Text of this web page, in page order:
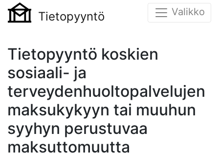
Tietopyyntö Valikko
Tietopyyntö koskien
sosiaali- ja
terveydenhuoltopalvelujen
maksukykyyn tai muuhun
syyhyn perustuvaa
maksuttomuutta